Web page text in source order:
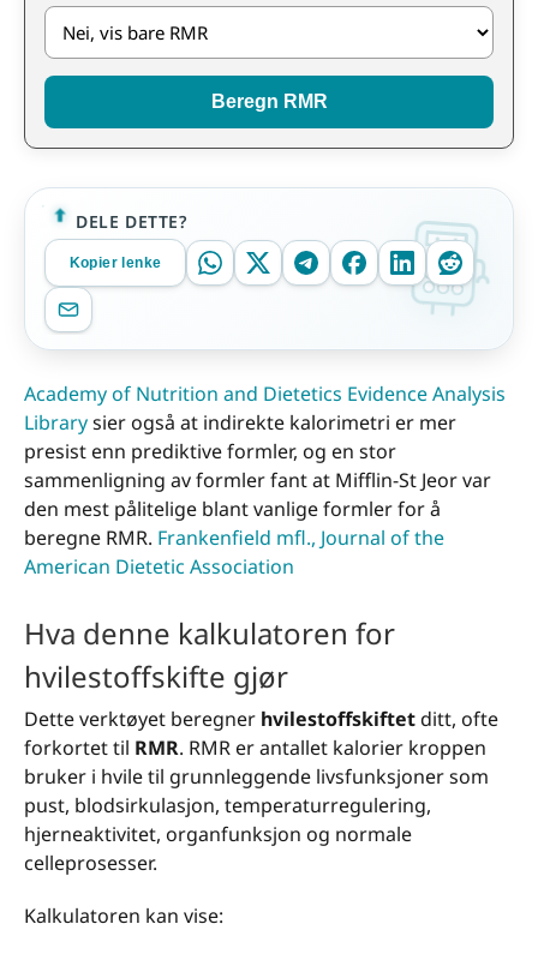
Beregn RMR
DELE DETTE?
Kopier lenke
Academy of Nutrition and Dietetics Evidence Analysis
Librarysier også at indirekte kalorimetri er mer
presist enn prediktive formler, og en stor
sammenligning av formler fant at Mifflin-St Jeor var
den mest pålitelige blant vanlige formler for å
beregne RMR. Frankenfield mfl., Journal of the
American Dietetic Association
Hva denne kalkulatoren for
hvilestoffskifte gjør
Dette verktøyet beregner hvilestoffskiftetditt, ofte
forkortet til RMR. RMR er antallet kalorier kroppen
bruker i hvile til grunnleggende livsfunksjoner som
pust, blodsirkulasjon, temperaturregulering,
hjerneaktivitet, organfunksjon og normale
celleprosesser.
Kalkulatoren kan vise: